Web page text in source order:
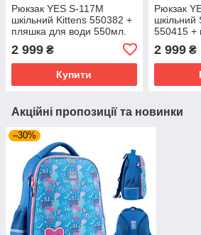
Рюкзак YES S-117M
шкільний Kittens 550382 +
пляшка для води 550мл.
2 999 ₴
Купити
Рюкзак
550415 +
2 999₴
Акційні пропозиції та новинки
–30%